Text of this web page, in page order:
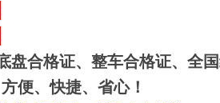
盘合格证、整车合格证、全
便、快捷、省心！